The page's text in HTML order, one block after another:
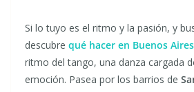
Si lo tuyo es el ritmo y la pasión, y
descubre qué hacer en Buenos Aires
ritmo del tango, una danza cargada
emoción. Pasea por los barrios de